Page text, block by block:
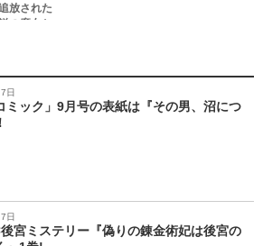
放された
の魔女と
日
ミック」9月号の表紙は『その男、沼につ
日
宮ミステリー『偽りの錬金術妃は後宮の